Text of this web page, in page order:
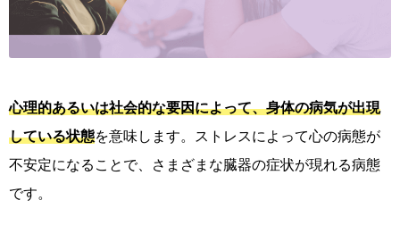
心理的あるいは社会的な要因によって、身体の病気が出現
している状態を意味します。ストレスによって心の病態が
不安定になることで、さまざまな臓器の症状が現れる病態
です。